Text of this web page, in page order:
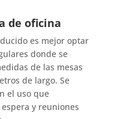
de oficina
es mejor optar
donde se
de las mesas
de largo. Se
el uso que
y reuniones